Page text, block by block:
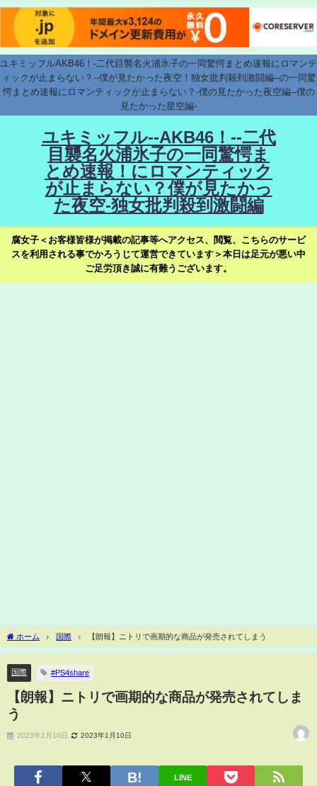
ユキミッフルAKB46！-二代目襲名火浦氷子の一同驚愕まとめ速報にロマンテ
ィックが止まらない？--僕が見たかった夜空！独女批判殺到激闘編--の一同驚
愕まとめ速報にロマンティックが止まらない？-僕の見たかった夜空編--僕の
見たかった星空編-
ユキミッフル--AKB46！--二代
目襲名火浦氷子の一同驚愕ま
とめ速報！にロマンティック
が止まらない？僕が見たかっ
た夜空-独女批判殺到激闘編
腐女子＜お客様皆様が掲載の記事等へアクセス、閲覧、こちらのサービ
スを利用される事でかろうじて運営できています＞本日は足元が悪い中
ご足労頂き誠に有難うございます。
ホーム 国際 【朗報】ニトリで画期的な商品が発売されてしまう
国際 #PS4share
【朗報】ニトリで画期的な商品が発売されてしま
う
2023年1月10日 2023年1月10日
LINE